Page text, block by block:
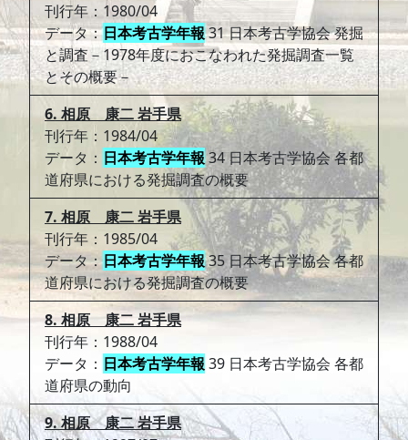
刊行年：1980/04
データ：日本考古学年報31 日本考古学協会 発掘
と調査－1978年度におこなわれた発掘調査一覧
とその概要－
6. 相原 康二 岩手県
刊行年：1984/04
データ： 日本考古学年報34 日本考古学協会 各都
道府県における発掘調査の概要
7. 相原 康二 岩手県
刊行年：1985/04
データ：日本考古学年報35 日本考古学協会 各都
道府県における発掘調査の概要
8. 相原 康二 岩手県
刊行年：1988/04
データ： 日本考古学年報 39 日本考古学協会 各都
道府県の動向
9. 相原 康二 岩手県